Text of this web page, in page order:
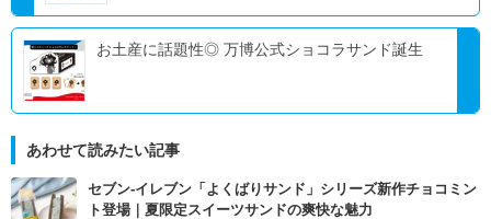
お土産に話題性◎ 万博公式ショコラサンド誕生
あわせて読みたい記事
セブン‐イレブン「よくばりサンド」シリーズ新作チョコミン
ト登場｜夏限定スイーツサンドの爽快な魅力